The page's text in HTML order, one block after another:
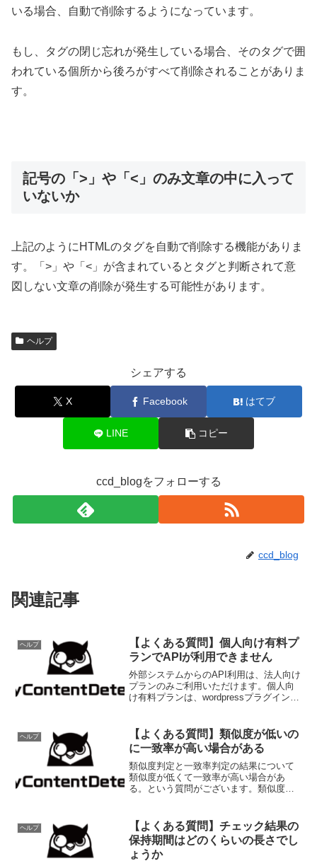
いる場合、自動で削除するようになっています。
もし、タグの閉じ忘れが発生している場合、そのタグで囲
われている個所から後ろがすべて削除されることがありま
す。
記号の「>」や「<」のみ文章の中に入って
いないか
上記のようにHTMLのタグを自動で削除する機能がありま
す。「>」や「<」が含まれているとタグと判断されて意
図しない文章の削除が発生する可能性があります。
ヘルプ
シェアする
X Facebook はてブ
LINE コピー
ccd_blogをフォローする
ccd_blog
関連記事
ヘルプ
【よくある質問】個人向け有料プ
ランでAPIが利用できません
外部システムからのAPI利用は、法人向け
プランのみご利用いただけます。個人向
け有料プランは、wordpressプラグインか
ヘルプ
【よくある質問】類似度が低いの
に一致率が高い場合がある
類似度判定と一致率判定の結果について
類似度が低くて一致率が高い場合があ
る。という質問がございます。類似度を
純に形態素解析で分割した結果を比較し
たものになります。例：今日...
ヘルプ
【よくある質問】チェック結果の
保持期間はどのくらいの長さでし
ょうか